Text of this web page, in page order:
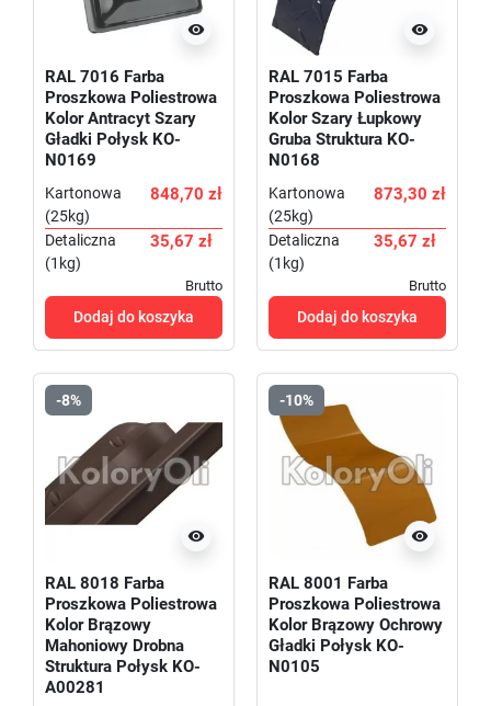

RAL 7016 Farba
Proszkowa Poliestrowa
Kolor Antracyt Szary
Gładki Połysk KO-
N0169
Kartonowa
(25kg)
848,70 zł
Detaliczna
(1kg)
35,67 zł
Brutto
Dodaj do koszyka

RAL 7015 Farba
Proszkowa Poliestrowa
Kolor Szary Łupkowy
Gruba Struktura KO-
N0168
Kartonowa
(25kg)
873,30 zł
Detaliczna
(1kg)
35,67 zł
Brutto
Dodaj do koszyka
-8%

RAL 8018 Farba
Proszkowa Poliestrowa
Kolor Brązowy
Mahoniowy Drobna
Struktura Połysk KO-
A00281
-10%

RAL 8001 Farba
Proszkowa Poliestrowa
Kolor Brązowy Ochrowy
Gładki Połysk KO-
N0105